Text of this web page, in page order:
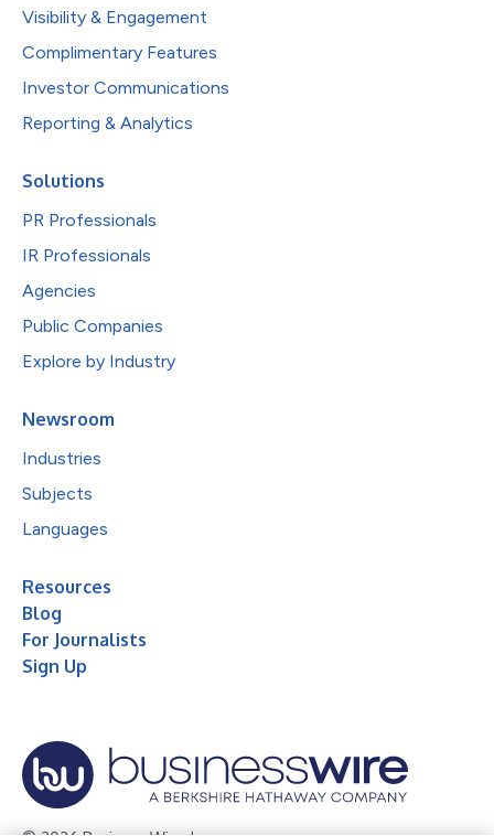
Visibility & Engagement
Complimentary Features
Investor Communications
Reporting & Analytics
Solutions
PR Professionals
IR Professionals
Agencies
Public Companies
Explore by Industry
Newsroom
Industries
Subjects
Languages
Resources
Blog
For Journalists
Sign Up